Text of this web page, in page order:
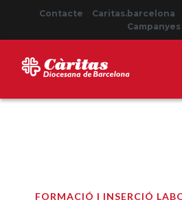
Contacte Caritas.barcelona
Campanyes
FORMACIÓ I INSERCIÓ